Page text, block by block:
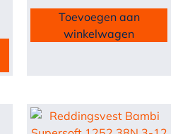
Toevoegen aan
winkelwagen